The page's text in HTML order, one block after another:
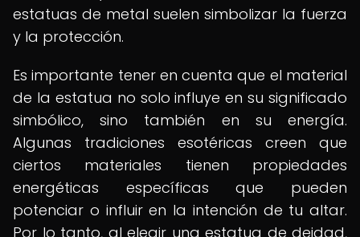
estatuas de metal suelen simbolizar la fuerza
y la protección.
Es importante tener en cuenta que el material
de la estatua no solo influye en su significado
simbólico, sino también en su energía.
Algunas tradiciones esotéricas creen que
ciertos materiales tienen propiedades
energéticas específicas que pueden
potenciar o influir en la intención de tu altar.
Por lo tanto, al elegir una estatua de deidad,